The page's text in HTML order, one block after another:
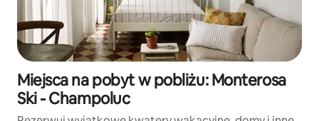
Miejsca na pobyt w pobliżu: Monterosa
Ski - Champoluc